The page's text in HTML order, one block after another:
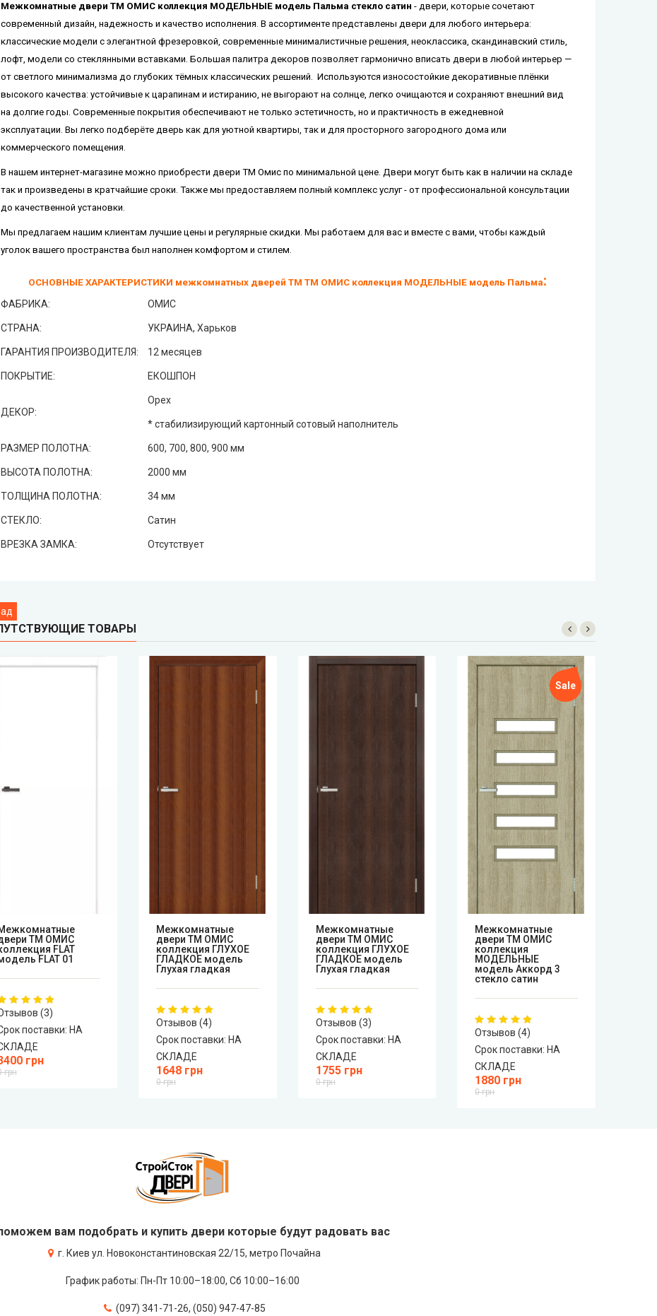
Mежкомнатные двери ТМ ОМИС коллекция МОДЕЛЬНЫЕ модель Пальма стекло сатин - двери, которые сочетают
современный дизайн, надежность и качество исполнения. В ассортименте представлены двери для любого интерьера:
классические модели с элегантной фрезеровкой, современные минималистичные решения, неоклассика, скандинавский стиль,
лофт, модели со стеклянными вставками. Большая палитра декоров позволяет гармонично вписать двери в любой интерьер —
от светлого минимализма до глубоких тёмных классических решений. Используются износостойкие декоративные плёнки
высокого качества: устойчивые к царапинам и истиранию, не выгорают на солнце, легко очищаются и сохраняют внешний вид
на долгие годы. Современные покрытия обеспечивают не только эстетичность, но и практичность в ежедневной
эксплуатации. Вы легко подберёте дверь как для уютной квартиры, так и для просторного загородного дома или
коммерческого помещения.
В нашем интернет-магазине можно приобрести двери ТМ Омис по минимальной цене. Двери могут быть как в наличии на складе
так и произведены в кратчайшие сроки. Также мы предоставляем полный комплекс услуг - от профессиональной консультации
до качественной установки.
Мы предлагаем нашим клиентам лучшие цены и регулярные скидки. Мы работаем для вас и вместе с вами, чтобы каждый
уголок вашего пространства был наполнен комфортом и стилем.
ОСНОВНЫЕ ХАРАКТЕРИСТИКИ межкомнатных дверей ТМ ТМ ОМИС коллекция МОДЕЛЬНЫЕ модель Пальма:
ФАБРИКА: ОМИС
СТРАНА: УКРАИНА, Харьков
ГАРАНТИЯ ПРОИЗВОДИТЕЛЯ: 12 месяцев
ПОКРЫТИЕ: ЕКОШПОН
ДЕКОР:
Орех
* стабилизирующий картонный сотовый наполнитель
РАЗМЕР ПОЛОТНА: 600, 700, 800, 900 мм
ВЫСОТА ПОЛОТНА: 2000 мм
ТОЛЩИНА ПОЛОТНА: 34 мм
СТЕКЛО: Сатин
ВРЕЗКА ЗАМКА: Отсутствует
ТОВАРЫ
ТМ ОМИС
FLAT
FLAT 01
(3)
поставки: НА
грн
грн
Mежкомнатные
двери ТМ ОМИС
коллекция ГЛУХОЕ
ГЛАДКОЕ модель
Глухая гладкая
Отзывов (4)
Срок поставки: НА
СКЛАДЕ
1648 грн
0 грн
Mежкомнатные
двери ТМ ОМИС
коллекция ГЛУХОЕ
ГЛАДКОЕ модель
Глухая гладкая
Отзывов (3)
Срок поставки: НА
СКЛАДЕ
1755 грн
0 грн
Sale
Mежкомнатные
двери ТМ ОМИС
коллекция
МОДЕЛЬНЫЕ
модель Аккорд 3
стекло сатин
Отзывов (4)
Срок поставки: НА
СКЛАДЕ
1880 грн
0 грн
вам подобрать и купить двери которые будут радовать вас
г. Киев ул. Новоконстантиновская 22/15, метро Почайна
График работы: Пн-Пт 10:00–18:00, Сб 10:00–16:00
(097) 341-71-26, (050) 947-47-85